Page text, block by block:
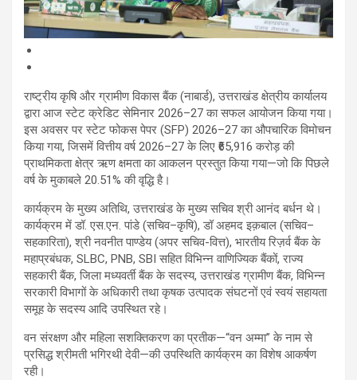
राष्ट्रीय कृषि और ग्रामीण विकास बैंक (नाबार्ड), उत्तराखंड क्षेत्रीय कार्यालय
द्वारा आज स्टेट क्रेडिट सेमिनार 2026–27 का सफल आयोजन किया गया।
इस अवसर पर स्टेट फोकस पेपर (SFP) 2026–27 का औपचारिक विमोचन
किया गया, जिसमें वित्तीय वर्ष 2026–27 के लिए ₹65,916 करोड़ की
प्राथमिकता क्षेत्र ऋण क्षमता का आकलन प्रस्तुत किया गया—जो कि पिछले
वर्ष के मुकाबले 20.51% की वृद्धि है।
कार्यक्रम के मुख्य अतिथि, उत्तराखंड के मुख्य सचिव श्री आनंद बर्धन थे।
कार्यक्रम में डॉ. एस.एन. पांडे (सचिव–कृषि), डॉ अहमद इक़बाल (सचिव–
सहकारिता), श्री नवनीत पाण्डेय (अपर सचिव-वित्त), भारतीय रिज़र्व बैंक के
महाप्रबंधक, SLBC, PNB, SBI सहित विभिन्न वाणिज्यिक बैंकों, राज्य
सहकारी बैंक, जिला मध्यवर्ती बैंक के सदस्य, उत्तराखंड ग्रामीण बैंक, विभिन्न
सरकारी विभागों के अधिकारी तथा कृषक उत्पादक संघटनों एवं स्वयं सहायता
समूह के सदस्य आदि उपस्थित रहे।
वन संरक्षण और महिला सशक्तिकरण का प्रतीक—“वन अम्मा” के नाम से
प्रसिद्ध श्रीमती भगिरथी देवी—की उपस्थिति कार्यक्रम का विशेष आकर्षण
रही।